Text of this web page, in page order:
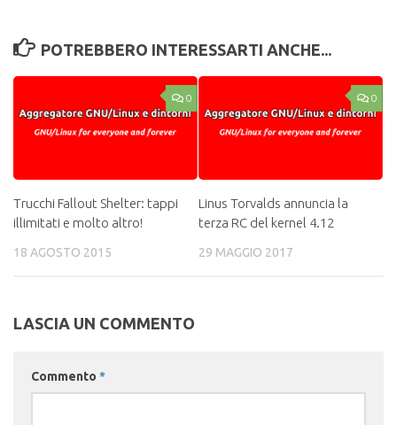
POTREBBERO INTERESSARTI ANCHE...
0
Trucchi Fallout Shelter: tappi
illimitati e molto altro!
18 AGOSTO 2015
0
Linus Torvalds annuncia la
terza RC del kernel 4.12
29 MAGGIO 2017
LASCIA UN COMMENTO
Commento *